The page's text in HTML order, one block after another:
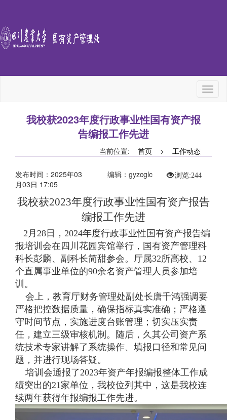
我校获2023年度行政事业性国有资产报
告编报工作先进
当前位置: 首页 > 工作动态
发布时间：2025年03
月03日 17:05
编辑：gyzcglc 浏览:244
我校获2023年度行政事业性国有资产报告
编报工作先进
2月28日，2024年度行政事业性国有资产报告编
报培训会在四川花园宾馆举行，国有资产管理科
科长彭麟、副科长简甜参会。厅属32所高校、12
个直属事业单位的90余名资产管理人员参加培
训。
会上，教育厅财务管理处副处长唐千鸿强调要
严格把控数据质量，确保指标真实准确；严格遵
守时间节点，实施进度台账管理；切实压实责
任，建立三级审核机制。随后，久其公司资产系
统技术专家讲解了系统操作、填报口径和常见问
题，并进行现场答疑。
培训会通报了2023年资产年报编报整体工作成
绩突出的21家单位，我校位列其中，这是我校连
续两年获得年报编报工作先进。